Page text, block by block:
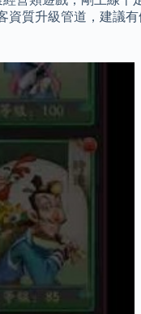
質升級管道，建議